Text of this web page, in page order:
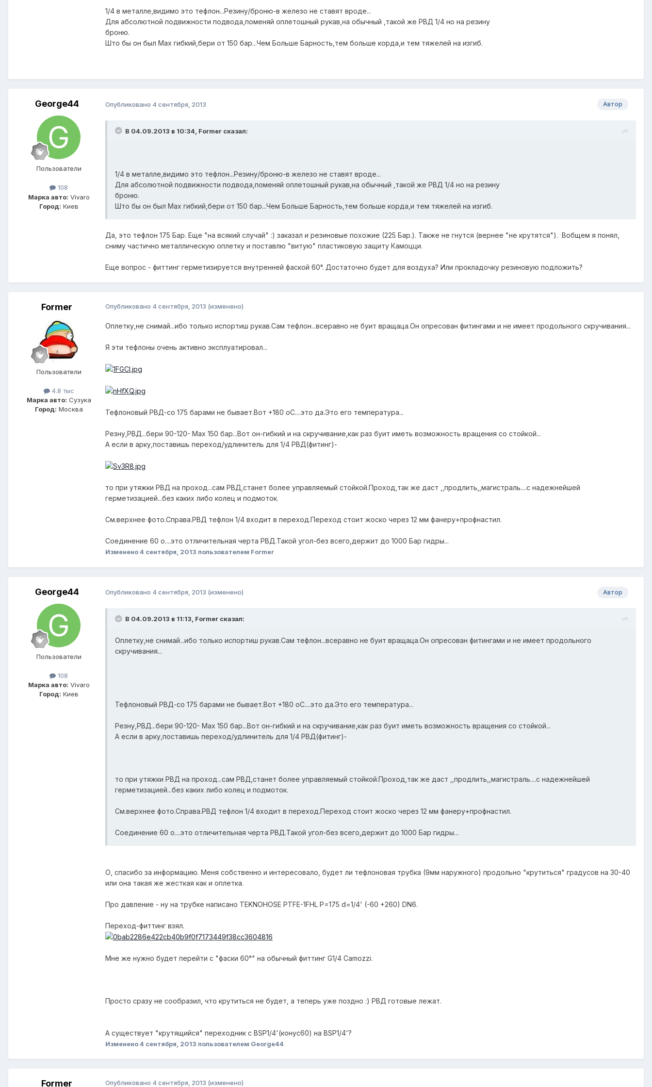
1/4 в металле,видимо это тефлон...Резину/броню-в железо не ставят вроде...
Для абсолютной подвижности подвода,поменяй оплетошный рукав,на обычный ,такой же РВД 1/4 но на резину
броню.
Што бы он был Мах гибкий,бери от 150 бар...Чем Больше Барность,тем больше корда,и тем тяжелей на изгиб.
George44
Пользователи
108
Марка авто: Vivaro
Город: Киев
Автор
Опубликовано 4 сентября, 2013
В 04.09.2013 в 10:34, Former сказал:
1/4 в металле,видимо это тефлон...Резину/броню-в железо не ставят вроде...
Для абсолютной подвижности подвода,поменяй оплетошный рукав,на обычный ,такой же РВД 1/4 но на резину
броню.
Што бы он был Мах гибкий,бери от 150 бар...Чем Больше Барность,тем больше корда,и тем тяжелей на изгиб.
Да, это тефлон 175 Бар. Еще "на всякий случай" :) заказал и резиновые похожие (225 Бар.). Также не гнутся (вернее "не крутятся"). Вобщем я понял,
сниму частично металлическую оплетку и поставлю "витую" пластиковую защиту Камоцци.
Еще вопрос - фиттинг герметизируется внутренней фаской 60°. Достаточно будет для воздуха? Или прокладочку резиновую подложить?
Former
Пользователи
4.8 тыс
Марка авто: Сузука
Город: Москва
Опубликовано 4 сентября, 2013 (изменено)
Оплетку,не снимай...ибо только испортиш рукав.Сам тефлон...всеравно не буит вращаца.Он опресован фитингами и не имеет продольного скручивания...
Я эти тефлоны очень активно эксплуатировал...
Тефлоновый РВД-со 175 барами не бывает.Вот +180 оС....это да.Это его температура...
Резну,РВД...бери 90-120- Мах 150 бар...Вот он-гибкий и на скручивание,как раз буит иметь возможность вращения со стойкой...
А если в арку,поставишь переход/удлинитель для 1/4 РВД(фитинг)-
то при утяжки РВД на проход...сам РВД,станет более управляемый стойкой.Проход,так же даст ,,продлить,,магистраль....с надежнейшей
герметизацией...без каких либо колец и подмоток.
См.верхнее фото.Справа.РВД тефлон 1/4 входит в переход.Переход стоит жоско через 12 мм фанеру+профнастил.
Соединение 60 о....это отличительная черта РВД.Такой угол-без всего,держит до 1000 Бар гидры...
Изменено4 сентября, 2013 пользователем Former
George44
Пользователи
108
Марка авто: Vivaro
Город: Киев
Автор
Опубликовано 4 сентября, 2013 (изменено)
В 04.09.2013 в 11:13, Former сказал:
Оплетку,не снимай...ибо только испортиш рукав.Сам тефлон...всеравно не буит вращаца.Он опресован фитингами и не имеет продольного
скручивания...
Тефлоновый РВД-со 175 барами не бывает.Вот +180 оС....это да.Это его температура...
Резну,РВД...бери 90-120- Мах 150 бар...Вот он-гибкий и на скручивание,как раз буит иметь возможность вращения со стойкой...
А если в арку,поставишь переход/удлинитель для 1/4 РВД(фитинг)-
то при утяжки РВД на проход...сам РВД,станет более управляемый стойкой.Проход,так же даст ,,продлить,,магистраль....с надежнейшей
герметизацией...без каких либо колец и подмоток.
См.верхнее фото.Справа.РВД тефлон 1/4 входит в переход.Переход стоит жоско через 12 мм фанеру+профнастил.
Соединение 60 о....это отличительная черта РВД.Такой угол-без всего,держит до 1000 Бар гидры...
О, спасибо за информацию. Меня собственно и интересовало, будет ли тефлоновая трубка (9мм наружного) продольно "крутиться" градусов на 30-40
или она такая же жесткая как и оплетка.
Про давление - ну на трубке написано TEKNOHOSE PTFE-1FHL P=175 d=1/4' (-60 +260) DN6.
Переход-фиттинг взял.
Мне же нужно будет перейти с "фаски 60°" на обычный фиттинг G1/4 Camozzi.
Просто сразу не сообразил, что крутиться не будет, а теперь уже поздно :) РВД готовые лежат.
А существует "крутящийся" переходник с BSP1/4'(конус60) на BSP1/4'?
Изменено4 сентября, 2013 пользователем George44
Former Опубликовано 4 сентября, 2013 (изменено)